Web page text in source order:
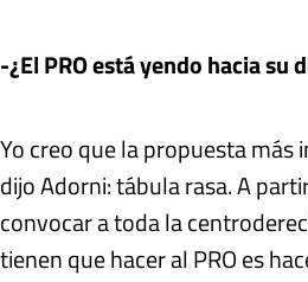
-¿El PRO está yendo hacia su
Yo creo que la propuesta más
dijo Adorni: tábula rasa. A
convocar a toda la
tienen que hacer al PRO es